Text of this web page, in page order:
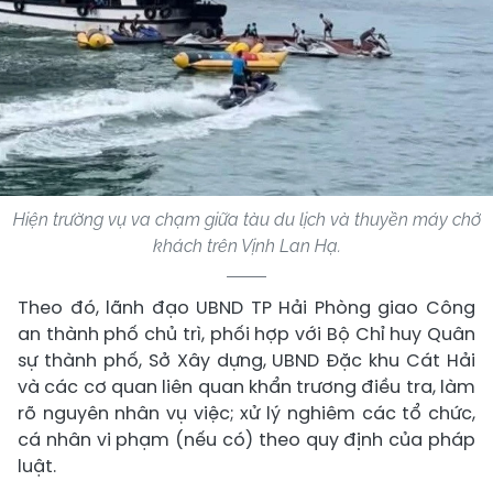
Hiện trường vụ va chạm giữa tàu du lịch và thuyền máy chở
khách trên Vịnh Lan Hạ.
Theo đó, lãnh đạo UBND TP Hải Phòng giao Công
an thành phố chủ trì, phối hợp với Bộ Chỉ huy Quân
sự thành phố, Sở Xây dựng, UBND Đặc khu Cát Hải
và các cơ quan liên quan khẩn trương điều tra, làm
rõ nguyên nhân vụ việc; xử lý nghiêm các tổ chức,
cá nhân vi phạm (nếu có) theo quy định của pháp
luật.